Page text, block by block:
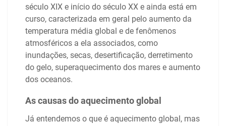
século XIX e início do século XX e ainda está em
curso, caracterizada em geral pelo aumento da
temperatura média global e de fenômenos
atmosféricos a ela associados, como
inundações, secas, desertificação, derretimento
do gelo, superaquecimento dos mares e aumento
dos oceanos.
As causas do aquecimento global
Já entendemos o que é aquecimento global, mas